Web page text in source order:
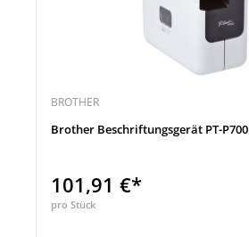
BROTHER
Brother Beschriftungsgerät PT-P700
101,91 €*
pro Stück